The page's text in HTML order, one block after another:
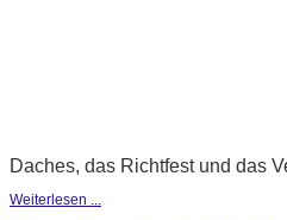
Daches, das Richtfest und das
Weiterlesen ...